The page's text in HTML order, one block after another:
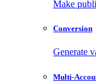
Make
Conversion
Generate
Multi-